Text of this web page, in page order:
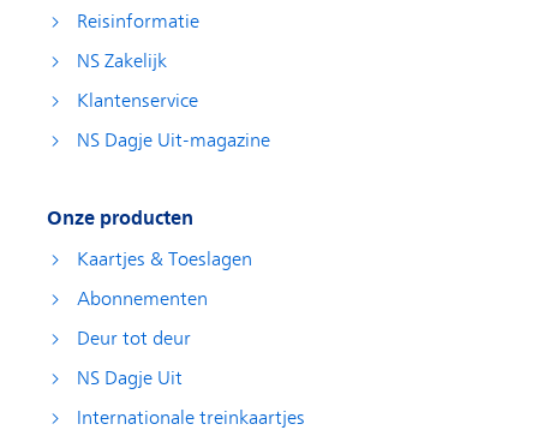
Reisinformatie
NS Zakelijk
Klantenservice
NS Dagje Uit-magazine
Onze producten
Kaartjes & Toeslagen
Abonnementen
Deur tot deur
NS Dagje Uit
Internationale treinkaartjes